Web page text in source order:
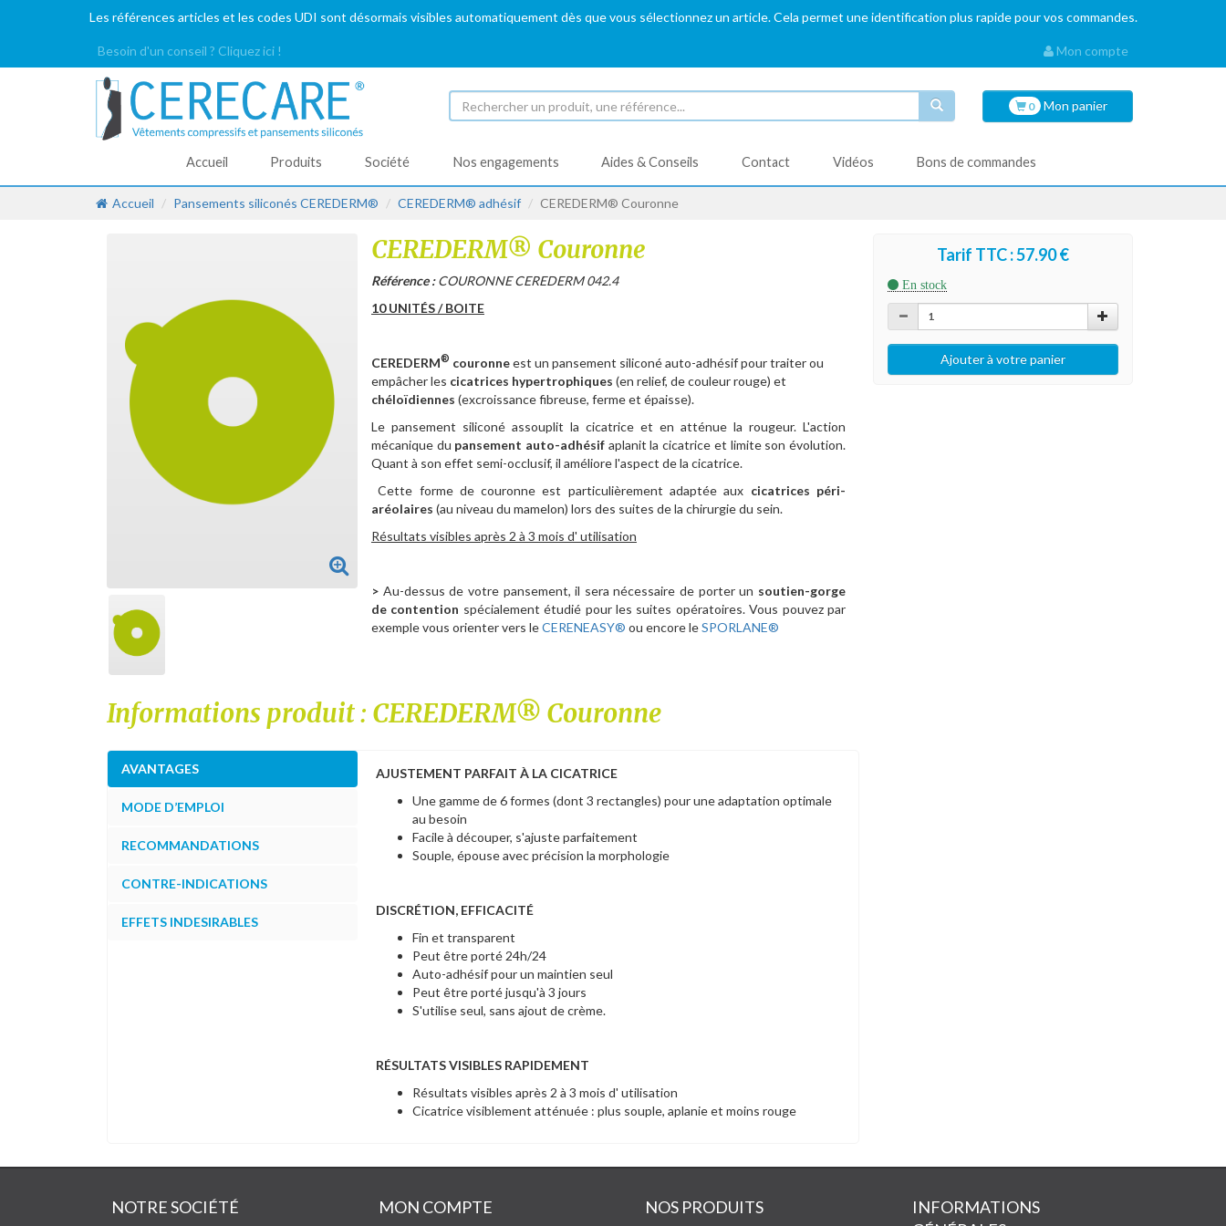
Les références articles et les codes UDI sont désormais visibles automatiquement dès que vous sélectionnez un article. Cela permet une identification plus rapide pour vos commandes.
Besoin d'un conseil ? Cliquez ici ! Mon compte
0 Mon panier
Accueil Produits Société Nos engagements Aides & Conseils Contact Vidéos Bons de commandes
Accueil Pansements siliconés CEREDERM® CEREDERM® adhésif CEREDERM® Couronne
CEREDERM® Couronne
Référence :COURONNE CEREDERM 042.4
10 UNITÉS / BOITE
CEREDERM® couronneest un pansement siliconé auto-adhésif pour traiter ou
empâcher les cicatrices hypertrophiques (en relief, de couleur rouge) et
chéloïdiennes (excroissance fibreuse, ferme et épaisse).
Le pansement siliconé assouplit la cicatrice et en atténue la rougeur. L'action
mécanique du pansement auto-adhésif aplanit la cicatrice et limite son évolution.
Quant à son effet semi-occlusif, il améliore l'aspect de la cicatrice.
Cette forme de couronne est particulièrement adaptée aux cicatrices péri-
aréolaires (au niveau du mamelon) lors des suites de la chirurgie du sein.
Résultats visibles après 2 à 3 mois d' utilisation
>Au-dessus de votre pansement, il sera nécessaire de porter un soutien-gorge
de contention spécialement étudié pour les suites opératoires. Vous pouvez par
exemple vous orienter vers leCERENEASY® ou encore leSPORLANE®
Informations produit : CEREDERM® Couronne
AVANTAGES
MODE D’EMPLOI
RECOMMANDATIONS
CONTRE-INDICATIONS
EFFETS INDESIRABLES
AJUSTEMENT PARFAIT À LA CICATRICE
Une gamme de 6 formes (dont 3 rectangles) pour une adaptation optimale
au besoin
Facile à découper, s'ajuste parfaitement
Souple, épouse avec précision la morphologie
DISCRÉTION, EFFICACITÉ
Fin et transparent
Peut être porté 24h/24
Auto-adhésif pour un maintien seul
Peut être porté jusqu'à 3 jours
S'utilise seul, sans ajout de crème.
RÉSULTATS VISIBLES RAPIDEMENT
Résultats visibles après 2 à 3 mois d' utilisation
Cicatrice visiblement atténuée : plus souple, aplanie et moins rouge
Tarif TTC : 57.90 €
En stock
NOTRE SOCIÉTÉ MON COMPTE NOS PRODUITS
INFORMATIONS